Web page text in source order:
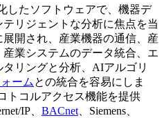
したソフトウェアで、機器デ
リジェントな分析に焦点を当
開され、産業機器の通信、産
業システムのデータ統合、エ
リングと分析、AIアルゴリ
ーム との統合を容易にしま
トコルアクセス機能を提供
IP、 BACnet 、Siemens、